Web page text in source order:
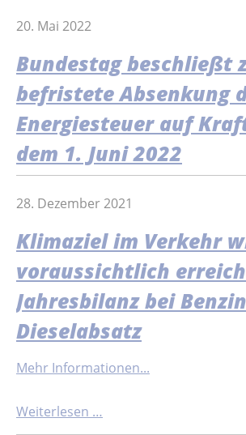
20. Mai 2022
Bundestag beschließt
befristete Absenkung
Energiesteuer auf
dem 1. Juni 2022
28. Dezember 2021
Klimaziel im Verkehr
voraussichtlich
Jahresbilanz bei
Dieselabsatz
Mehr Informationen...
Weiterlesen …